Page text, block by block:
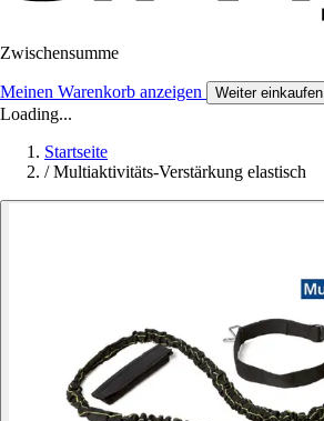
Zwischensumme
Meinen Warenkorb anzeigen Weiter einkaufen
Loading...
Startseite
/ Multiaktivitäts-Verstärkung elastisch